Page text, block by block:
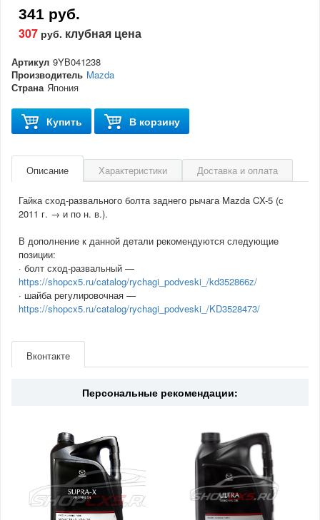
341 руб.
307 руб. клубная цена
Артикул 9YB041238
Производитель Mazda
Страна Япония
Купить В корзину
Описание Характеристики Доставка и оплата
Гайка сход-развального болта заднего рычага Mazda CX-5 (с
2011 г. → и по н. в.).
В дополнение к данной детали рекомендуются следующие
позиции:
· болт сход-развальный —
https://shopcx5.ru/catalog/rychagi_podveski_/kd352866z/
· шайба регулировочная —
https://shopcx5.ru/catalog/rychagi_podveski_/KD3528473/
Страна Япония
Вконтакте
Персональные рекомендации: